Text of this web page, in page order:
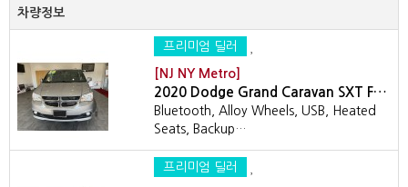
차량정보
프리미엄 딜러
[NJ NY Metro]
2020 Dodge Grand Caravan SXT F…
Bluetooth, Alloy Wheels, USB, Heated
Seats, Backup…
프리미엄 딜러